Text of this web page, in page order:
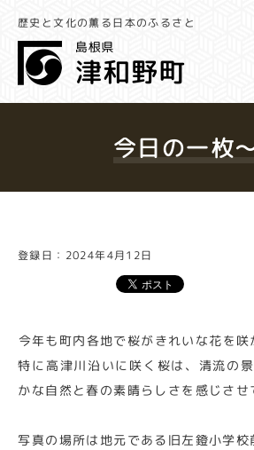
歴史と文化の薫る日本のふるさと
今日の一枚
登録日：2024年4月12日
今年も町内各地で桜がきれいな花を咲
特に高津川沿いに咲く桜は、清流の
かな自然と春の素晴らしさを感じさせ
写真の場所は地元である旧左鐙小学校